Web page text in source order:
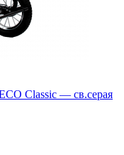
Classic — св.серая